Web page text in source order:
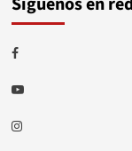
Facebook
Youtube
Instagram